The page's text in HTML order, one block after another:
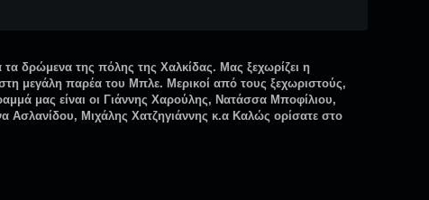
δρώμενα της πόλης της Χαλκίδας. Μας ξεχωρίζει η
μεγάλη παρέα του Μπλε. Μερικοί από τους ξεχωριστούς,
μας είναι οι Γιάννης Χαρούλης, Νατάσσα Μποφίλιου,
Ασλανίδου, Μιχάλης Χατζηγιάννης κ.α Καλώς ορίσατε στο